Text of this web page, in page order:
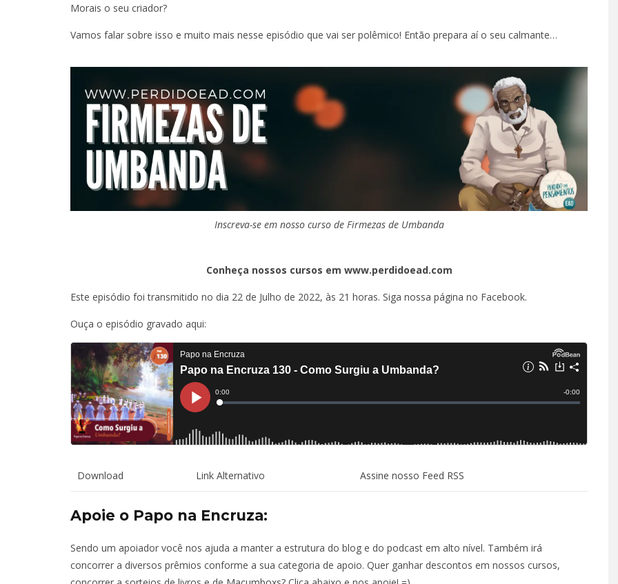
Morais o seu criador?
Vamos falar sobre isso e muito mais nesse episódio que vai ser polêmico! Então prepara aí o seu calmante…
Inscreva-se em nosso curso de Firmezas de Umbanda
Conheça nossos cursos em www.perdidoead.com
Este episódio foi transmitido no dia 22 de Julho de 2022, às 21 horas. Siga nossa página no Facebook.
Ouça o episódio gravado aqui:
Download Link Alternativo Assine nosso Feed RSS
Apoie o Papo na Encruza:
Sendo um apoiador você nos ajuda a manter a estrutura do blog e do podcast em alto nível. Também irá
concorrer a diversos prêmios conforme a sua categoria de apoio. Quer ganhar descontos em nossos cursos,